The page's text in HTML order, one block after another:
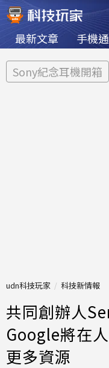
最新文章 手機
Sony紀念耳機開箱
udn科技玩家 科技新情報
共同創辦人
Google將在
更多資源